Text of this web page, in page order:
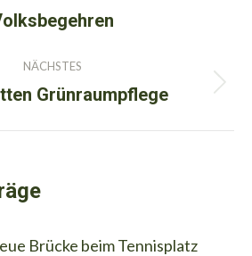
Vorheriger
NÄCHSTES
Nächster
Grünraumpflege
Brücke beim Tennisplatz